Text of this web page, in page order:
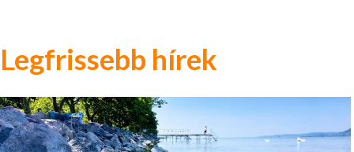
Legfrissebb hírek